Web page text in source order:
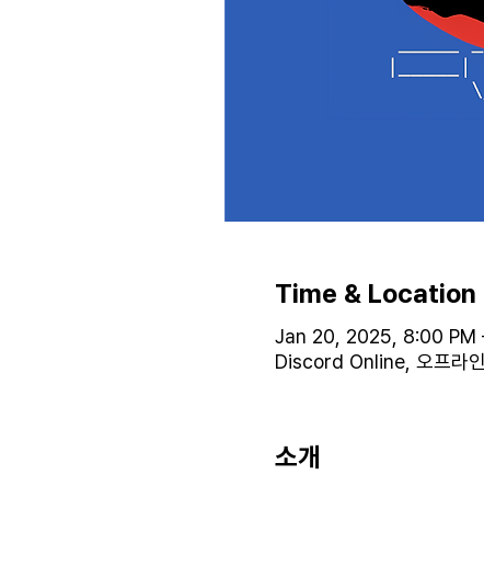
Time & Location
Jan 20, 2025, 8:00 PM
Discord Online, 오프라
소개